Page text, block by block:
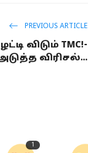
PREVIOUS ARTICLE
விடும் TMC!-
விரிசல்...
1